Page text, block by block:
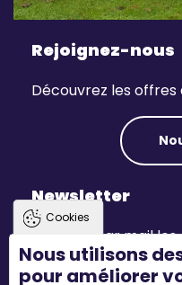
Rejoignez-nous
Découvrez les
Newsletter
Recevez par mail
Cookies
Nous utilisons
pour améliorer